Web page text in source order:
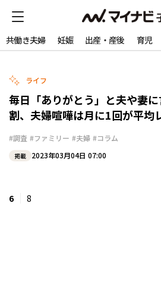
共働き夫婦 妊娠 出産・産後 育児
ライフ
毎日「ありがとう」と夫や妻
割、夫婦喧嘩は月に1回が平均
#調査 #ファミリー #夫婦 #コラム
掲載 2023年03月04日 07:00
6 8